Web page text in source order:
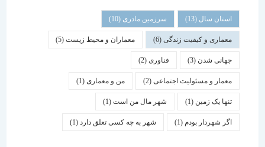
استان سال(13) سرزمین مادری(10)
معماری و کیفیت زندگی(6) معماران و محیط زیست(5)
جهانی شدن(3) فناوری (2)
معمار و مسئولیت اجتماعی (2) من و معماری (1)
تنها یک زمین(1) شهر مال من است(1)
اگر شهردار بودم (1) شهر به چه کسی تعلق دارد(1)